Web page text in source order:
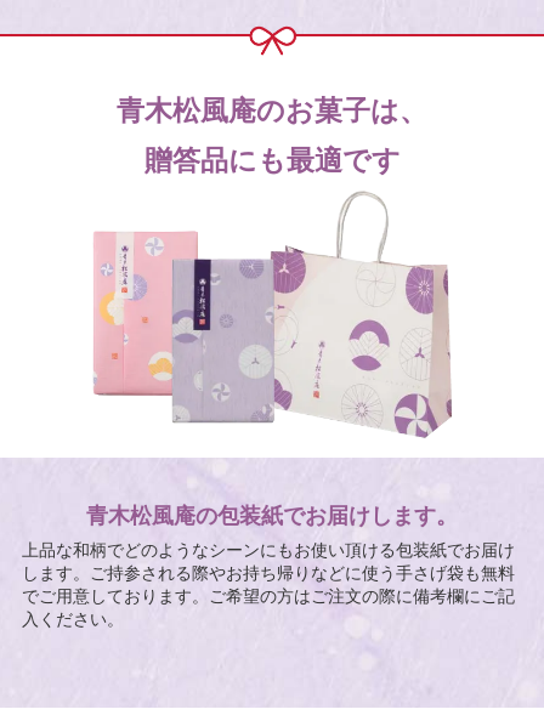
青木松風庵のお菓子は、
贈答品にも最適です
青木松風庵の包装紙でお届けします。
上品な和柄でどのようなシーンにもお使い頂ける包装紙でお届け
します。ご持参される際やお持ち帰りなどに使う手さげ袋も無料
でご用意しております。ご希望の方はご注文の際に備考欄にご記
入ください。